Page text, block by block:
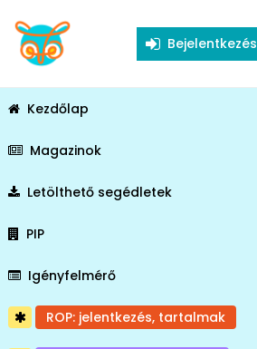
Bejelentkezés
Kezdőlap
Magazinok
Letölthető segédletek
PIP
Igényfelmérő
ROP: jelentkezés, tartalmak